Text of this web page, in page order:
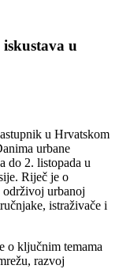
u
u Hrvatskom
urbane
do 2. listopada u
Riječ je o
urbanoj
istraživače i
o ključnim temama
razvoj